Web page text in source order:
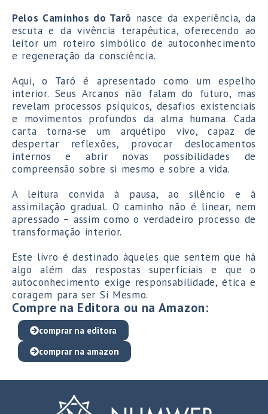
Pelos Caminhos do Tarô nasce da experiência, da
escuta e da vivência terapêutica, oferecendo ao
leitor um roteiro simbólico de autoconhecimento
e regeneração da consciência.
Aqui, o Tarô é apresentado como um espelho
interior. Seus Arcanos não falam do futuro, mas
revelam processos psíquicos, desafios existenciais
e movimentos profundos da alma humana. Cada
carta torna-se um arquétipo vivo, capaz de
despertar reflexões, provocar deslocamentos
internos e abrir novas possibilidades de
compreensão sobre si mesmo e sobre a vida.
A leitura convida à pausa, ao silêncio e à
assimilação gradual. O caminho não é linear, nem
apressado – assim como o verdadeiro processo de
transformação interior.
Este livro é destinado àqueles que sentem que há
algo além das respostas superficiais e que o
autoconhecimento exige responsabilidade, ética e
coragem para ser Si Mesmo.
Compre na Editora ou na Amazon:
comprar na editora
comprar na amazon